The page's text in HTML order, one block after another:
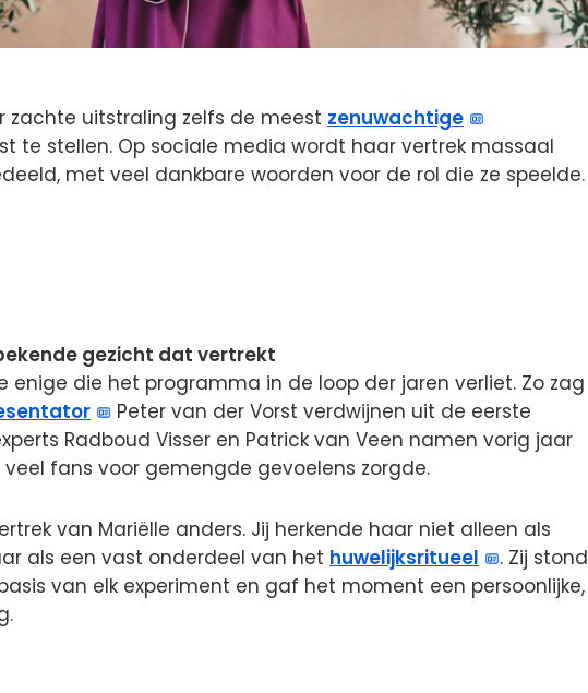
zachte uitstraling zelfs de meest zenuwachtige
te stellen. Op sociale media wordt haar vertrek massaal
met veel dankbare woorden voor de rol die ze speelde.
gezicht dat vertrekt
enige die het programma in de loop der jaren verliet. Zo zag
Peter van der Vorst verdwijnen uit de eerste
Radboud Visser en Patrick van Veen namen vorig jaar
fans voor gemengde gevoelens zorgde.
van Mariëlle anders. Jij herkende haar niet alleen als
als een vast onderdeel van het huwelijksritueel
. Zij stond
van elk experiment en gaf het moment een persoonlijke,